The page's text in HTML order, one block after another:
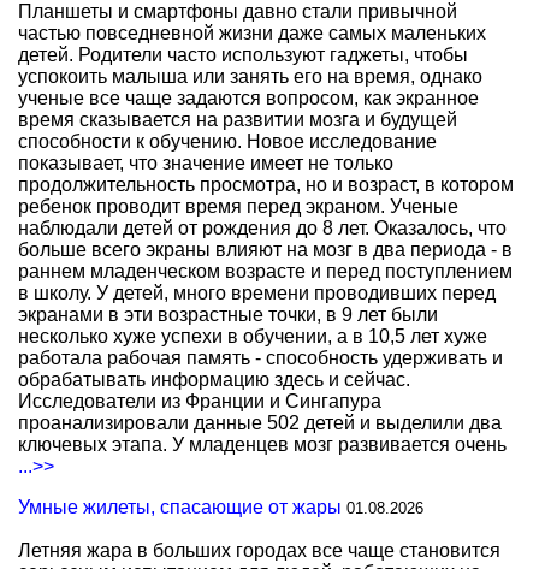
Планшеты и смартфоны давно стали привычной
частью повседневной жизни даже самых маленьких
детей. Родители часто используют гаджеты, чтобы
успокоить малыша или занять его на время, однако
ученые все чаще задаются вопросом, как экранное
время сказывается на развитии мозга и будущей
способности к обучению. Новое исследование
показывает, что значение имеет не только
продолжительность просмотра, но и возраст, в котором
ребенок проводит время перед экраном. Ученые
наблюдали детей от рождения до 8 лет. Оказалось, что
больше всего экраны влияют на мозг в два периода - в
раннем младенческом возрасте и перед поступлением
в школу. У детей, много времени проводивших перед
экранами в эти возрастные точки, в 9 лет были
несколько хуже успехи в обучении, а в 10,5 лет хуже
работала рабочая память - способность удерживать и
обрабатывать информацию здесь и сейчас.
Исследователи из Франции и Сингапура
проанализировали данные 502 детей и выделили два
ключевых этапа. У младенцев мозг развивается очень
...>>
Умные жилеты, спасающие от жары 01.08.2026
Летняя жара в больших городах все чаще становится